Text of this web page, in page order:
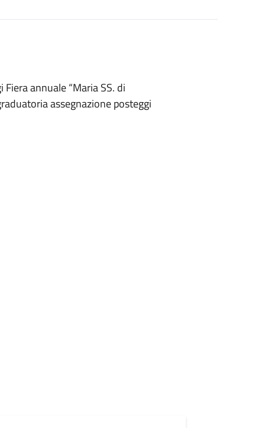
annuale “Maria SS. di
assegnazione posteggi